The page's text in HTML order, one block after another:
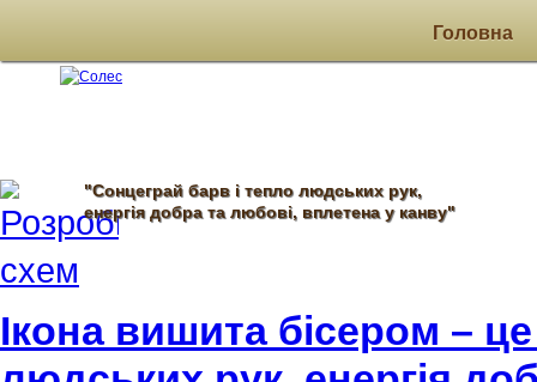
Головна
"Сонцеграй барв і тепло людських рук,
енергія добра та любові, вплетена у канву"
Ікона вишита бісером –